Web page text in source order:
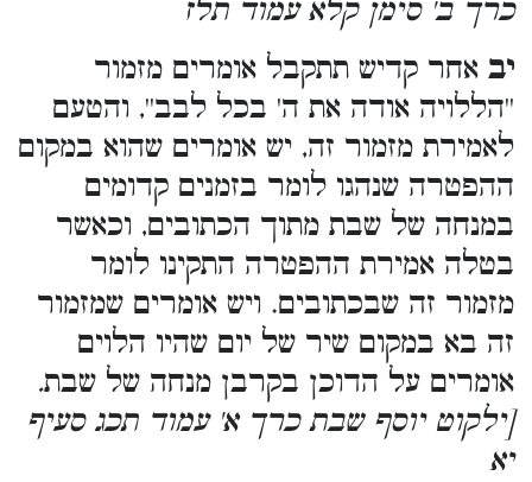
כרך ב' סימן קלא עמוד תלז
יב אחר קדיש תתקבל אומרים מזמור
''הללויה אודה את ה' בכל לבב'', והטעם
לאמירת מזמור זה, יש אומרים שהוא במקום
ההפטרה שנהגו לומר בזמנים קדומים
במנחה של שבת מתוך הכתובים, וכאשר
בטלה אמירת ההפטרה התקינו לומר
מזמור זה שבכתובים. ויש אומרים שמזמור
זה בא במקום שיר של יום שהיו הלוים
אומרים על הדוכן בקרבן מנחה של שבת.
[ילקוט יוסף שבת כרך א' עמוד תכג סעיף
יא